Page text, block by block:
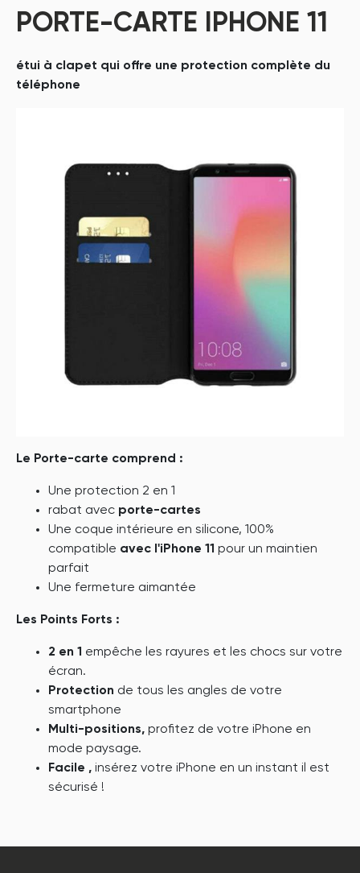
PORTE-CARTE IPHONE 11
étui à clapet qui offre une protection complète du
téléphone
Le Porte-carte comprend :
Une protection 2 en 1
rabat avec porte-cartes
Une coque intérieure en silicone, 100%
compatible avec l'iPhone 11 pour un maintien
parfait
Une fermeture aimantée
Les Points Forts :
2 en 1 empêche les rayures et les chocs sur votre
écran.
Protection de tous les angles de votre
smartphone
Multi-positions, profitez de votre iPhone en
mode paysage.
Facile , insérez votre iPhone en un instant il est
sécurisé !